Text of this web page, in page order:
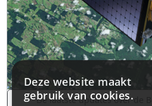
De laatste updates over de
Deze website maakt
gebruik van cookies.